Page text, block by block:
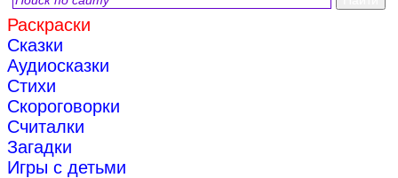
Раскраски
Сказки
Аудиосказки
Стихи
Скороговорки
Считалки
Загадки
Игры с детьми